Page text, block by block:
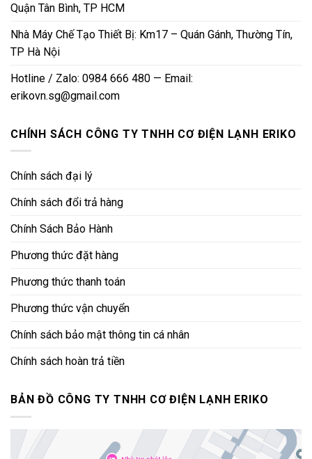
Quận Tân Bình, TP HCM
Nhà Máy Chế Tạo Thiết Bị: Km17 – Quán Gánh, Thường Tín,
TP Hà Nội
Hotline / Zalo: 0984 666 480 — Email:
erikovn.sg@gmail.com
CHÍNH SÁCH CÔNG TY TNHH CƠ ĐIỆN LẠNH ERIKO
Chính sách đại lý
Chính sách đổi trả hàng
Chính Sách Bảo Hành
Phương thức đặt hàng
Phương thức thanh toán
Phương thức vận chuyển
Chính sách bảo mật thông tin cá nhân
Chính sách hoàn trả tiền
BẢN ĐỒ CÔNG TY TNHH CƠ ĐIỆN LẠNH ERIKO